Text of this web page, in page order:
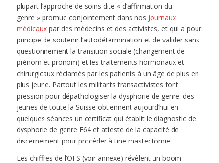
plupart l’approche de soins dite « d’affirmation du
genre » promue conjointement dans nos journaux
médicauxpar des médecins et des activistes, et qui a pour
principe de soutenir l’autodétermination et de valider sans
questionnement la transition sociale (changement de
prénom et pronom) et les traitements hormonaux et
chirurgicaux réclamés par les patients à un âge de plus en
plus jeune. Partout les militants transactivistes font
pression pour dépathologiser la dysphorie de genre: des
jeunes de toute la Suisse obtiennent aujourd’hui en
quelques séances un certificat qui établit le diagnostic de
dysphorie de genre F64 et atteste de la capacité de
discernement pour procéder à une mastectomie.
Les chiffres de l’OFS (voir annexe) révèlent un boom